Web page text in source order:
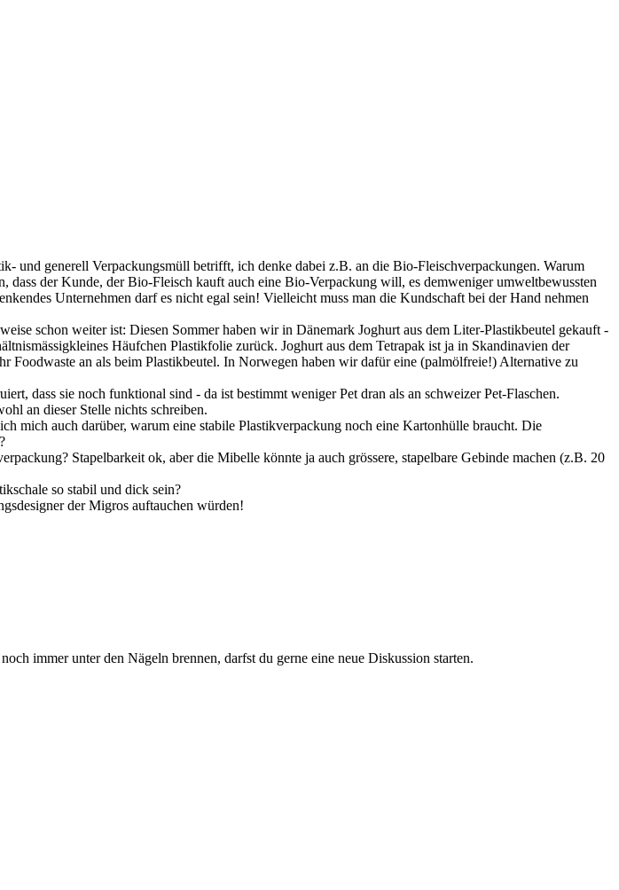
und generell Verpackungsmüll betrifft, ich denke dabei z.B. an die Bio-Fleischverpackungen. Warum
der Kunde, der Bio-Fleisch kauft auch eine Bio-Verpackung will, es demweniger umweltbewussten
Unternehmen darf es nicht egal sein! Vielleicht muss man die Kundschaft bei der Hand nehmen
schon weiter ist: Diesen Sommer haben wir in Dänemark Joghurt aus dem Liter-Plastikbeutel gekauft -
Häufchen Plastikfolie zurück. Joghurt aus dem Tetrapak ist ja in Skandinavien der
an als beim Plastikbeutel. In Norwegen haben wir dafür eine (palmölfreie!) Alternative zu
dass sie noch funktional sind - da ist bestimmt weniger Pet dran als an schweizer Pet-Flaschen.
an dieser Stelle nichts schreiben.
mich auch darüber, warum eine stabile Plastikverpackung noch eine Kartonhülle braucht. Die
Stapelbarkeit ok, aber die Mibelle könnte ja auch grössere, stapelbare Gebinde machen (z.B. 20
so stabil und dick sein?
der Migros auftauchen würden!
immer unter den Nägeln brennen, darfst du gerne eine neue Diskussion starten.